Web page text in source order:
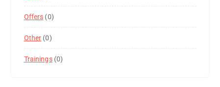
Offers (0)
Other (0)
Trainings(0)